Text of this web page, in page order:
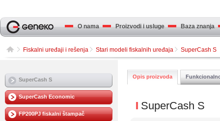
O nama Proizvodi i usluge Baza znanja
Fiskalni uređaji i rešenja Stari modeli fiskalnih uređaja SuperCash S
SuperCash S
SuperCash Economic
FP200PJ fiskalni štampač
Opis proizvoda
SuperCash S